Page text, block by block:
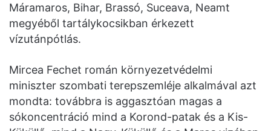
Máramaros, Bihar, Brassó, Suceava, Neamt
megyéből tartálykocsikban érkezett
vízutánpótlás.
Mircea Fechet román környezetvédelmi
miniszter szombati terepszemléje alkalmával azt
mondta: továbbra is aggasztóan magas a
sókoncentráció mind a Korond-patak és a Kis-